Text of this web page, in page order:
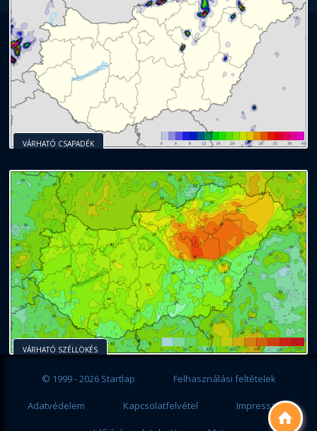

VÁRHATÓ CSAPADÉK
VÁRHATÓ SZÉLLÖKÉS
© 1999 - 2026 Startlap Felhasználási feltételek
Adatvédelem Kapcsolatfelvétel Impresszum